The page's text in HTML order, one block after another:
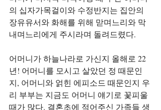
의 십자가목걸이와 수정반지는 집안의
장유유서와 화해를 위해 맏며느리와 막
내며느리에게 주시라며 돌려드렸다.
어머니가 하늘나라로 가신지 올해로 22
년! 어머니를 모시고 살았던 정 때문인
지, 어머니와 얽힌 에피소드 때문인지 우
리 부부는 지금도 어머니 얘기로 꽃피울
때가 많다. 결혼초에 적어주신 가족들 생